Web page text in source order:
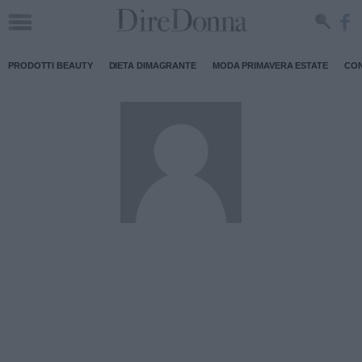
PRODOTTI BEAUTY DIETA DIMAGRANTE MODA PRIMAVERA ESTATE